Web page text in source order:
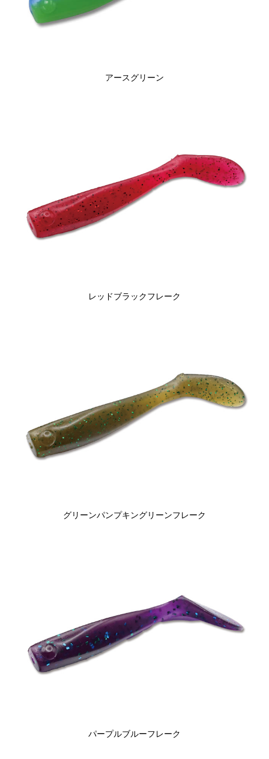
アースグリーン
レッドブラックフレーク
グリーンパンプキングリーンフレーク
パープルブルーフレーク